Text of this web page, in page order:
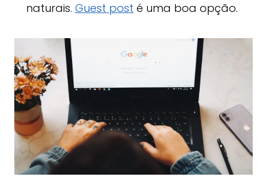
naturais. Guest post é uma boa opção.